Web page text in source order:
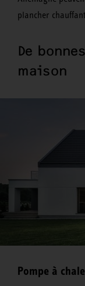
plancher
De
maison
Pompe à